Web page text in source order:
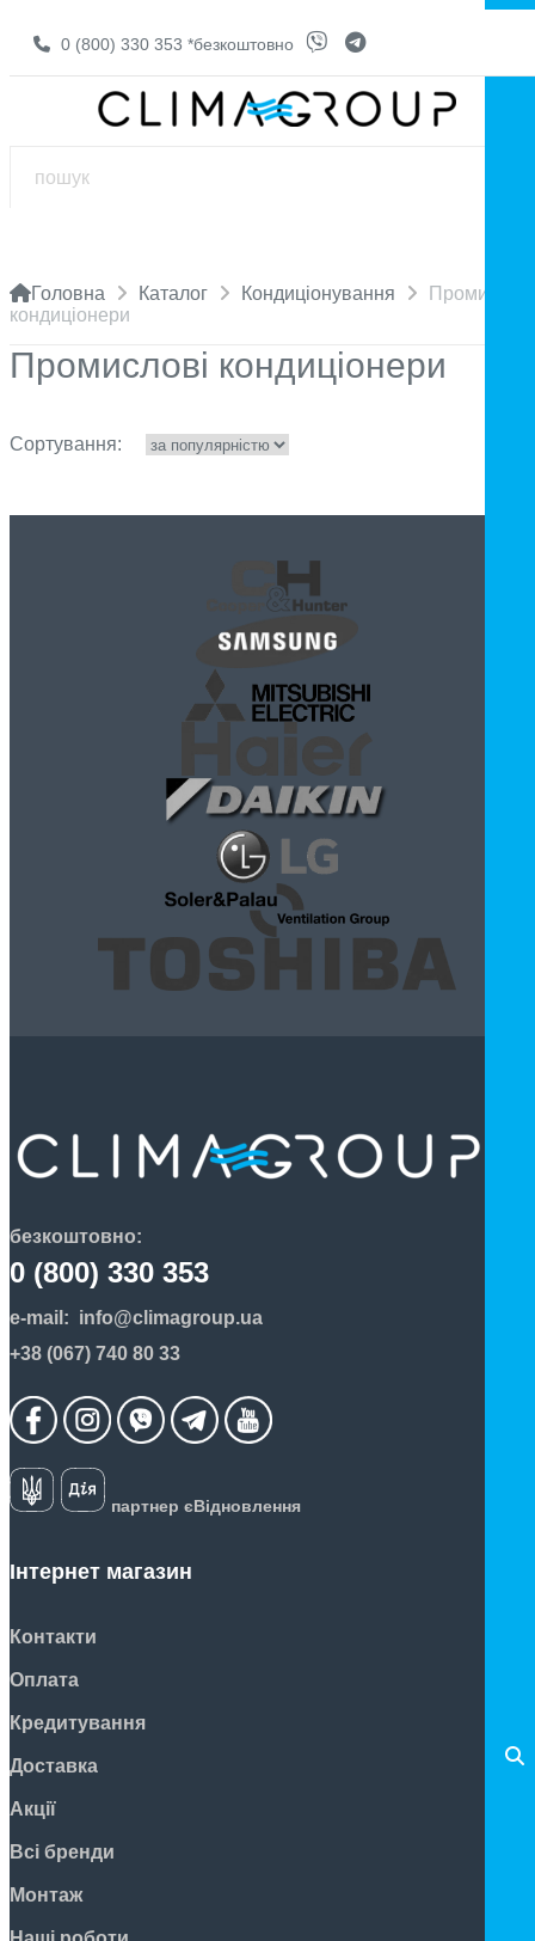
0 (800) 330 353 *безкоштовно
Головна Каталог Кондиціонування
Промислові
кондиціонери
Промислові кондиціонери
Сортування:
безкоштовно:
0 (800) 330 353
e-mail: info@climagroup.ua
+38 (067) 740 80 33
партнер єВідновлення
Інтернет магазин
Контакти
Оплата
Кредитування
Доставка
Акції
Всі бренди
Монтаж